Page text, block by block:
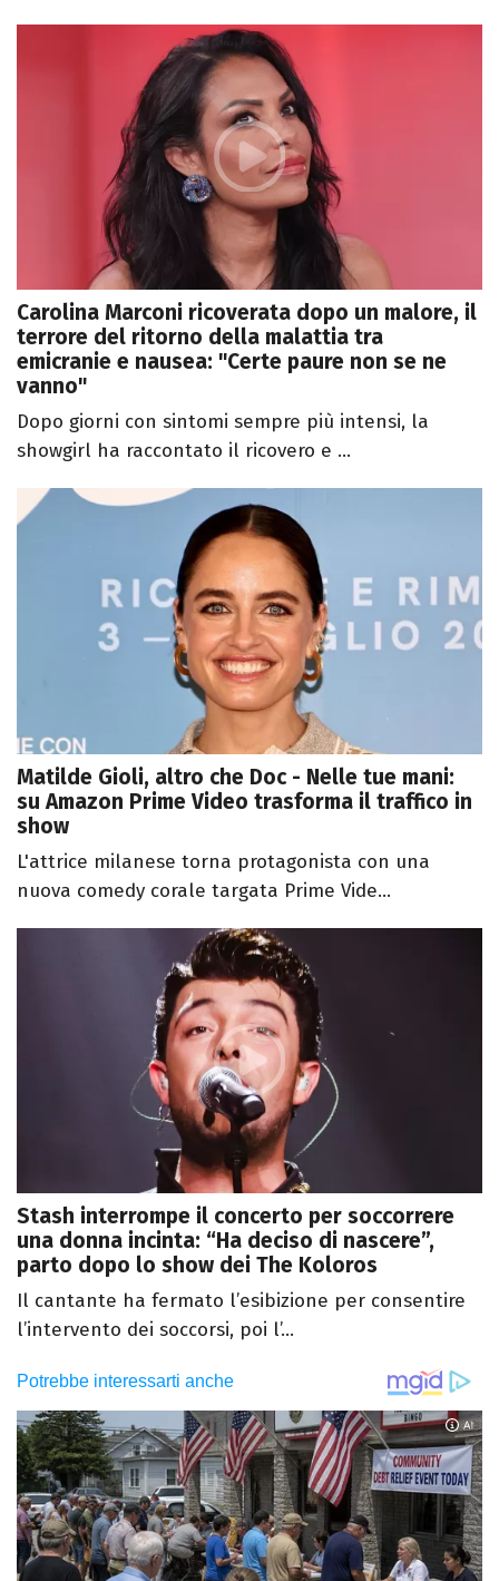
Carolina Marconi ricoverata dopo un malore, il
terrore del ritorno della malattia tra
emicranie e nausea: "Certe paure non se ne
vanno"
Dopo giorni con sintomi sempre più intensi, la
showgirl ha raccontato il ricovero e ...
Matilde Gioli, altro che Doc - Nelle tue mani:
su Amazon Prime Video trasforma il traffico in
show
L'attrice milanese torna protagonista con una
nuova comedy corale targata Prime Vide...
Stash interrompe il concerto per soccorrere
una donna incinta: “Ha deciso di nascere”,
parto dopo lo show dei The Koloros
Il cantante ha fermato l’esibizione per consentire
l’intervento dei soccorsi, poi l’...